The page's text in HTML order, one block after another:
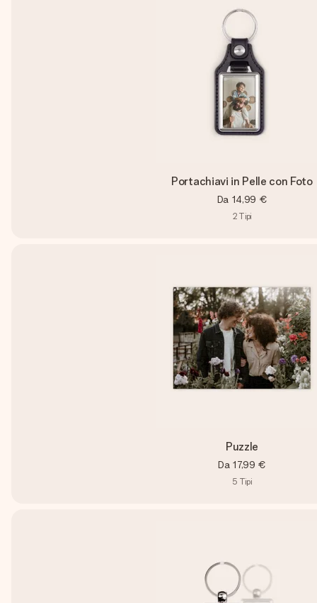
Portachiavi in Pelle con Foto
Da 14,99 €
2 Tipi
Puzzle
Da 17,99 €
5 Tipi